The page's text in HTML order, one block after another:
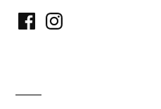
FacebookInstagram